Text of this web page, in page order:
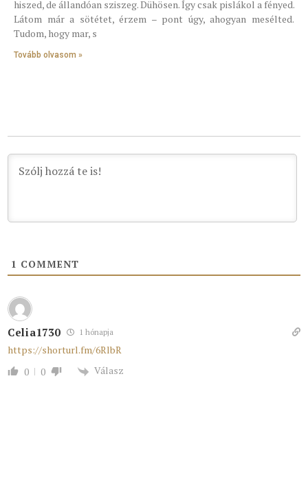
hiszed, de állandóan sziszeg. Dühösen. Így csak pislákol a fényed.
Látom már a sötétet, érzem – pont úgy, ahogyan mesélted.
Tudom, hogy mar, s
Tovább olvasom »
1 COMMENT
Celia1730 1 hónapja
https://shorturl.fm/6RlbR
0
0 Válasz